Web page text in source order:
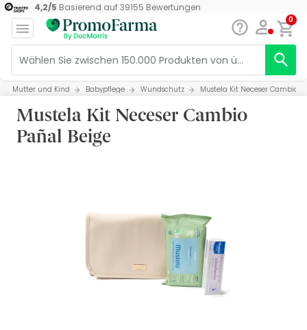
4,2/5 Basierend auf39155 Bewertungen
0
Mutter und Kind Babypflege Wundschutz Mustela Kit Neceser Cambio
Mustela Kit Neceser Cambio
Pañal Beige